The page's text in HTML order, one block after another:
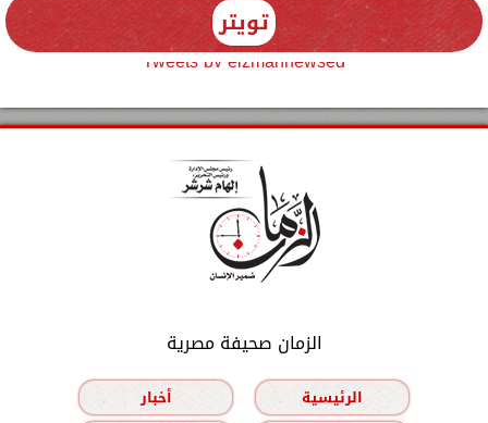
تويتر
Tweets by elzmannewseg
الزمان صحيفة مصرية
الرئيسية
أخبار